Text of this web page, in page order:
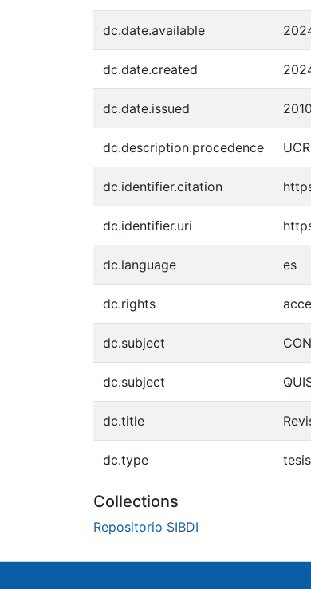
dc.date.available
dc.date.created
dc.date.issued 2010
dc.description.procedence
dc.identifier.citation
dc.identifier.uri
dc.language es
dc.rights
dc.subject
dc.subject
dc.title
dc.type tesis
Collections
Repositorio SIBDI